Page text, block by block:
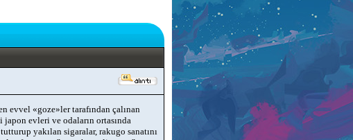
evvel «goze»ler tarafından çalınan
evleri ve odaların ortasında
yakılan sigaralar, rakugo sanatını